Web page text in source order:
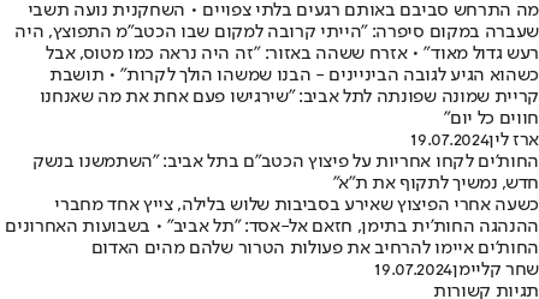
מה התרחש סביבם באותם רגעים בלתי צפויים • השחקנית נועה תשבי
שעברה במקום סיפרה: "הייתי קרובה למקום שבו הכטב"מ התפוצץ, היה
רעש גדול מאוד" • אזרח ששהה באזור: "זה היה נראה כמו מטוס, אבל
כשהוא הגיע לגובה הביניינים - הבנו שמשהו הולך לקרות" • תושבת
קריית שמונה שפונתה לתל אביב: "שירגישו פעם אחת את מה שאנחנו
חווים כל יום"
ארז לין19.07.2024
החות'ים לקחו אחריות על פיצוץ הכטב"ם בתל אביב: "השתמשנו בנשק
חדש, נמשיך לתקוף את ת"א"
כשעה אחרי הפיצוץ שאירע בסביבות שלוש בלילה, צייץ אחד מחברי
ההנהגה החות'ית בתימן, חזאם אל-אסד: "תל אביב" • בשבועות האחרונים
החות'ים איימו להרחיב את פעולות הטרור שלהם מהים האדום
שחר קליימן19.07.2024
תגיות קשורות